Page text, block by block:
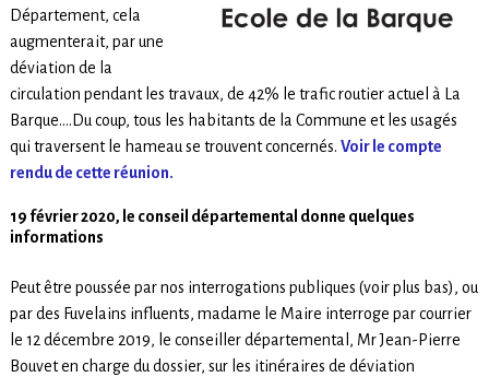
Département, cela
augmenterait, par une
déviation de la
circulation pendant les travaux, de 42% le trafic routier actuel à La
Barque….Du coup, tous les habitants de la Commune et les usagés
qui traversent le hameau se trouvent concernés. Voir le compte
rendu de cette réunion.
19 février 2020, le conseil départemental donne quelques
informations
Peut être poussée par nos interrogations publiques (voir plus bas), ou
par des Fuvelains influents, madame le Maire interroge par courrier
le 12 décembre 2019, le conseiller départemental, Mr Jean-Pierre
Bouvet en charge du dossier, sur les itinéraires de déviation